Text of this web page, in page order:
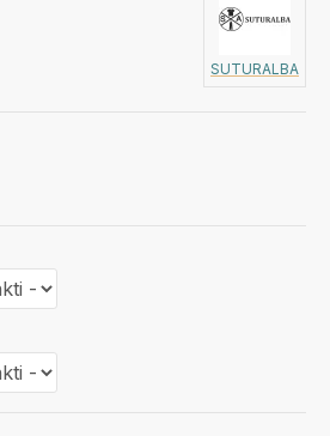
SUTURALBA